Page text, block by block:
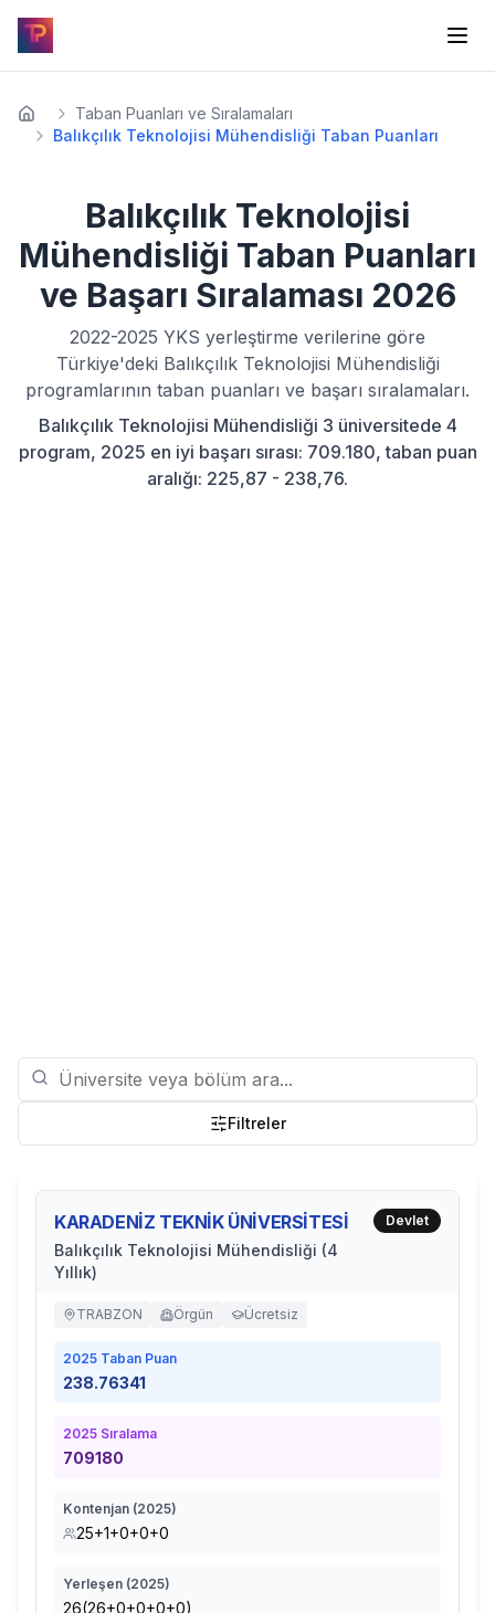
Taban Puanları ve Sıralamaları
Balıkçılık Teknolojisi Mühendisliği Taban Puanları
Balıkçılık Teknolojisi
Mühendisliği Taban Puanları
ve Başarı Sıralaması 2026
2022-2025 YKS yerleştirme verilerine göre
Türkiye'deki Balıkçılık Teknolojisi Mühendisliği
programlarının taban puanları ve başarı sıralamaları.
Balıkçılık Teknolojisi Mühendisliği 3 üniversitede 4
program, 2025 en iyi başarı sırası: 709.180, taban puan
aralığı: 225,87 - 238,76.
Filtreler
KARADENİZ TEKNİK ÜNİVERSİTESİ
Balıkçılık Teknolojisi Mühendisliği (4
Yıllık)
Devlet
TRABZON Örgün Ücretsiz
2025 Taban Puan
238.76341
2025 Sıralama
709180
Kontenjan (2025)
25+1+0+0+0
Yerleşen (2025)
26(26+0+0+0+0)